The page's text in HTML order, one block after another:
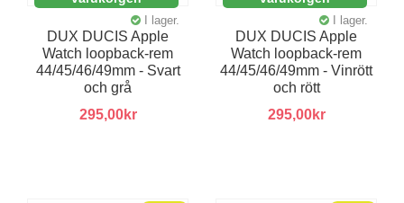
I lager.
DUX DUCIS Apple
Watch loopback-rem
44/45/46/49mm - Svart
och grå
295,00kr
I lager.
DUX DUCIS Apple
Watch loopback-rem
44/45/46/49mm - Vinrött
och rött
295,00kr